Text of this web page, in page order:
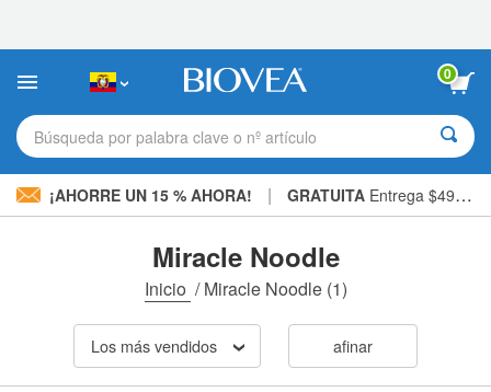
sitio
incluye
sistema
de
0
Búsqueda por palabra clave o nº artículo
¡AHORRE UN 15 % AHORA! | GRATUITA Entrega $49,00 »
Miracle Noodle
Inicio /Miracle Noodle(1)
Los más vendidos afinar